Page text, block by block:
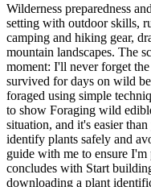
Wilderness preparedness
setting with outdoor skills,
camping and hiking gear,
mountain landscapes. The
moment: I'll never forget
survived for days on wild
foraged using simple
to show Foraging wild
situation, and it's easier
identify plants safely and
guide with me to ensure
concludes with Start
downloading a plant